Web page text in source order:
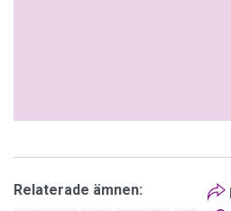
Relaterade ämnen: